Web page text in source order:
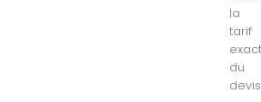
la
tarif
du